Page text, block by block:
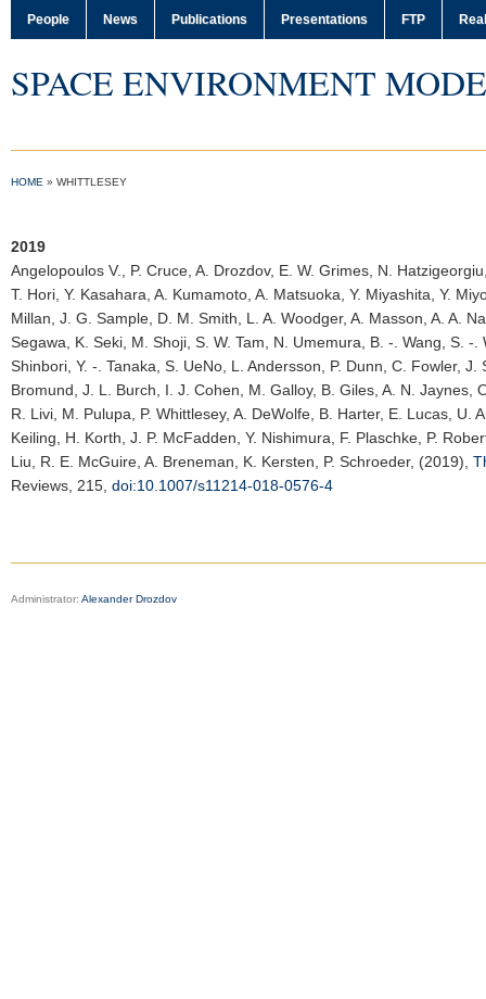
People News Publications Presentations FTP
SPACE ENVIRONMENT
HOME » WHITTLESEY
2019
Angelopoulos V.
, P. Cruce, A. Drozdov, E. W. Grimes, N.
T. Hori, Y. Kasahara, A. Kumamoto, A. Matsuoka, Y. Miyashita, Y.
Millan, J. G. Sample, D. M. Smith, L. A. Woodger, A. Masson, A. A.
Segawa, K. Seki, M. Shoji, S. W. Tam, N. Umemura, B. -. Wang, S.
Shinbori, Y. -. Tanaka, S. UeNo, L. Andersson, P. Dunn, C. Fowler,
Bromund, J. L. Burch, I. J. Cohen, M. Galloy, B. Giles, A. N. Jaynes,
R. Livi, M. Pulupa, P. Whittlesey, A. DeWolfe, B. Harter, E. Lucas,
Keiling, H. Korth, J. P. McFadden, Y. Nishimura, F. Plaschke, P.
Liu, R. E. McGuire, A. Breneman, K. Kersten, P. Schroeder, (2019),
Reviews , 215, doi:10.1007/s11214-018-0576-4
Administrator: Alexander Drozdov